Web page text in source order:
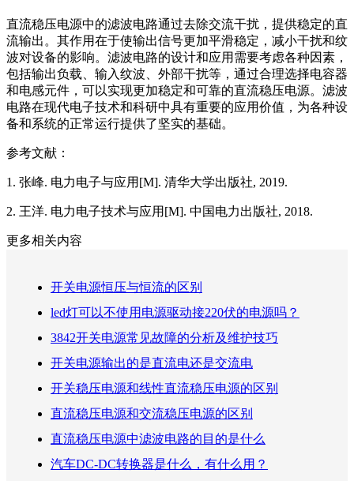
直流稳压电源中的滤波电路通过去除交流干扰，提供稳定的直
流输出。其作用在于使输出信号更加平滑稳定，减小干扰和纹
波对设备的影响。滤波电路的设计和应用需要考虑各种因素，
包括输出负载、输入纹波、外部干扰等，通过合理选择电容器
和电感元件，可以实现更加稳定和可靠的直流稳压电源。滤波
电路在现代电子技术和科研中具有重要的应用价值，为各种设
备和系统的正常运行提供了坚实的基础。
参考文献：
1. 张峰. 电力电子与应用[M]. 清华大学出版社, 2019.
2. 王洋. 电力电子技术与应用[M]. 中国电力出版社, 2018.
更多相关内容
开关电源恒压与恒流的区别
led灯可以不使用电源驱动接220伏的电源吗？
3842开关电源常见故障的分析及维护技巧
开关电源输出的是直流电还是交流电
开关稳压电源和线性直流稳压电源的区别
直流稳压电源和交流稳压电源的区别
直流稳压电源中滤波电路的目的是什么
汽车DC-DC转换器是什么，有什么用？